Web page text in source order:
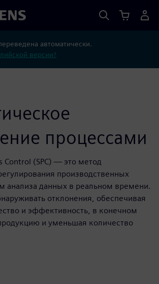
автоматически.
версии?
процессами
Control (SPC) — это метод
производственных
анализа данных в реальном времени.
отклонения, обеспечивая
и эффективность, в конечном
и уменьшая количество